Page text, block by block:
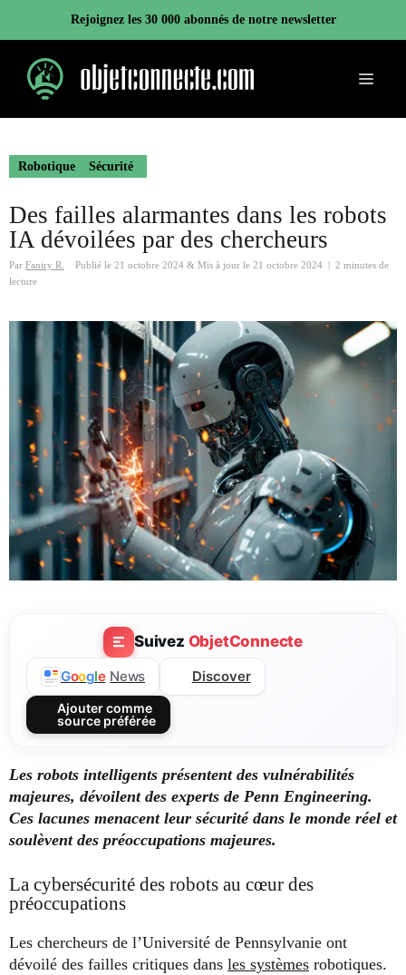
contenu
Rejoignez les 30 000 abonnés de notre newsletter
Menu
Robotique Sécurité
Des failles alarmantes dans les robots
IA dévoilées par des chercheurs
Par Faniry R. Publié le 21 octobre 2024 & Mis à jour le 21 octobre 2024
2 minutes de
lecture
Suivez ObjetConnecte
Google News Discover
Ajouter comme
source préférée
Les robots intelligents présentent des vulnérabilités
majeures, dévoilent des experts de Penn Engineering.
Ces lacunes menacent leur sécurité dans le monde réel et
soulèvent des préoccupations majeures.
La cybersécurité des robots au cœur des
préoccupations
Les chercheurs de l’Université de Pennsylvanie ont
dévoilé des failles critiques dans les systèmes robotiques.